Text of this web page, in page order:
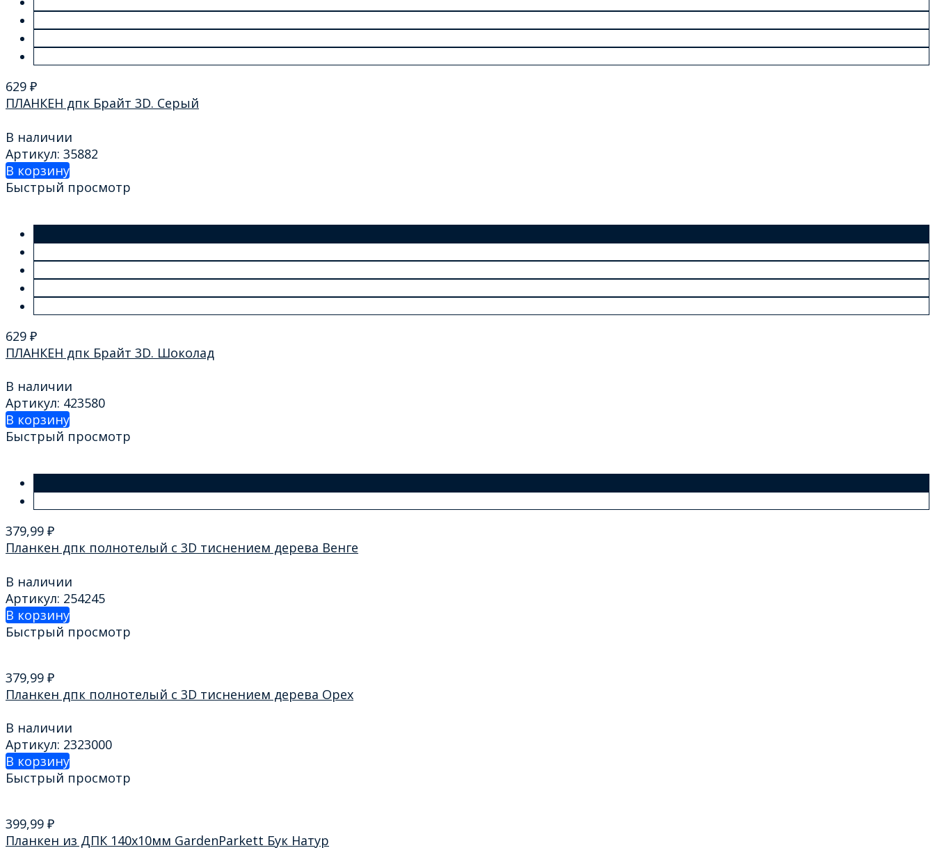
629 ₽
ПЛАНКЕН дпк Брайт 3D. Серый
В наличии
Артикул: 35882
В корзину
Быстрый просмотр
629 ₽
ПЛАНКЕН дпк Брайт 3D. Шоколад
В наличии
Артикул: 423580
В корзину
Быстрый просмотр
379,99 ₽
Планкен дпк полнотелый с 3D тиснением дерева Венге
В наличии
Артикул: 254245
В корзину
Быстрый просмотр
379,99 ₽
Планкен дпк полнотелый с 3D тиснением дерева Орех
В наличии
Артикул: 2323000
В корзину
Быстрый просмотр
399,99 ₽
Планкен из ДПК 140х10мм GardenParkett Бук Натур